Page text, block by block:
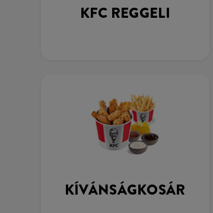
KFC REGGELI
KÍVÁNSÁGKOSÁR